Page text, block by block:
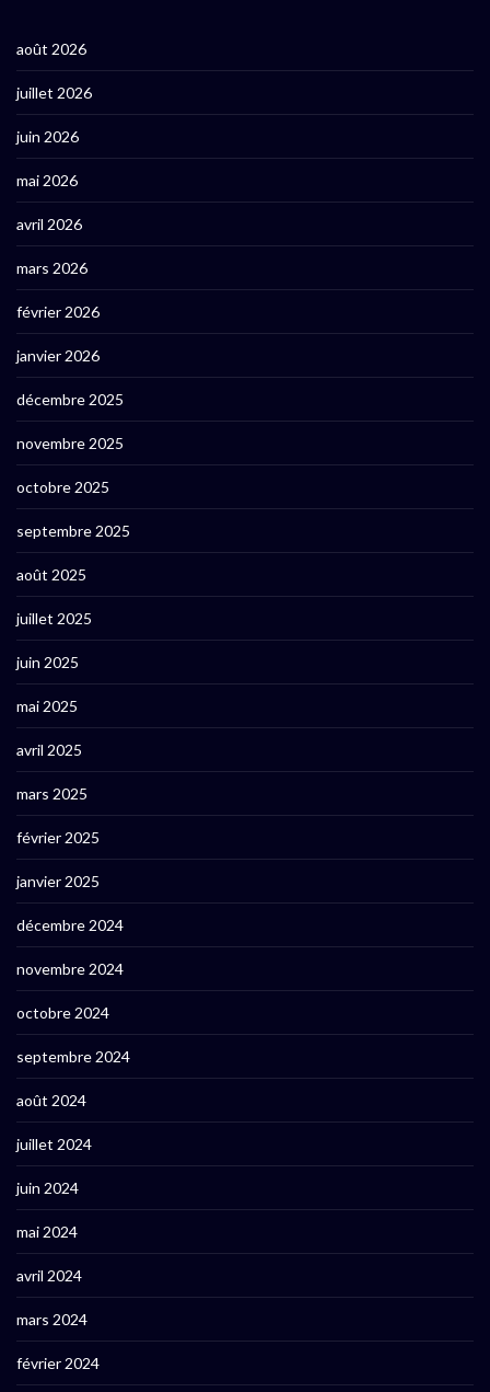
août 2026
juillet 2026
juin 2026
mai 2026
avril 2026
mars 2026
février 2026
janvier 2026
décembre 2025
novembre 2025
octobre 2025
septembre 2025
août 2025
juillet 2025
juin 2025
mai 2025
avril 2025
mars 2025
février 2025
janvier 2025
décembre 2024
novembre 2024
octobre 2024
septembre 2024
août 2024
juillet 2024
juin 2024
mai 2024
avril 2024
mars 2024
février 2024